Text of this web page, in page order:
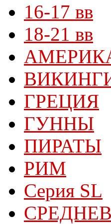
16-17 вв
18-21 вв
ГРЕЦИЯ
ГУННЫ
ПИРАТЫ
РИМ
Серия SL